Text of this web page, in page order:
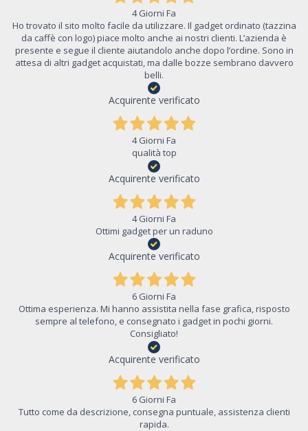
4 Giorni Fa
Ho trovato il sito molto facile da utilizzare. Il gadget ordinato (tazzina
da caffè con logo) piace molto anche ai nostri clienti. L’azienda è
presente e segue il cliente aiutandolo anche dopo l’ordine. Sono in
attesa di altri gadget acquistati, ma dalle bozze sembrano davvero
belli.
Acquirente verificato
4 Giorni Fa
qualità top
Acquirente verificato
4 Giorni Fa
Ottimi gadget per un raduno
Acquirente verificato
6 Giorni Fa
Ottima esperienza. Mi hanno assistita nella fase grafica, risposto
sempre al telefono, e consegnato i gadget in pochi giorni.
Consigliato!
Acquirente verificato
6 Giorni Fa
Tutto come da descrizione, consegna puntuale, assistenza clienti
rapida.